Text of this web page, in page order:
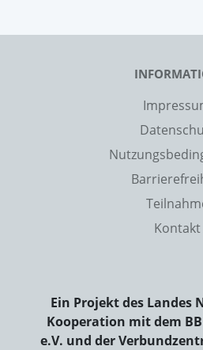
Kontakt
Ein Projekt des Landes
Kooperation mit dem
e.V. und der